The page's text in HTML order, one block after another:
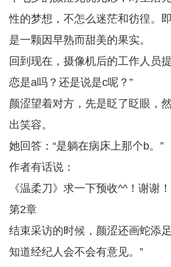
性的梦想，不怎么迷茫和彷徨。
是一颗因早熟而甜美的果实。
回到现在，摄像机后的工作人员
恋是a吗？还是说是c呢？”
颜涩望着对方，先是眨了眨眼，
出笑容。
她回答：“是躺在病床上那个b。”
作者有话说：
《温柔刀》求一下预收^^！谢谢！
第2章
结束采访的时候，颜涩还画蛇添
知道经纪人会不会有意见。”